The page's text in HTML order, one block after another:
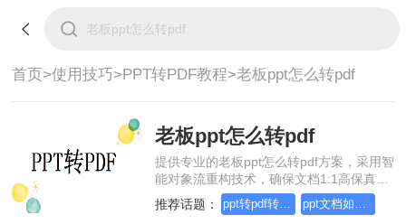
首页>使用技巧>PPT转PDF教程>老板ppt怎么转pdf
老板ppt怎么转pdf
提供专业的老板ppt怎么转pdf方案，采用智
能对象流重构技术，确保文档1:1高保真还
原且排版不乱码。支持一键批量处理，全
链路 SSL 加密保障隐私安全。助您快速实
推荐话题： ppt转pdf转换器，实用的方法来了 ppt文档如何转换成pdf？方法详细解析